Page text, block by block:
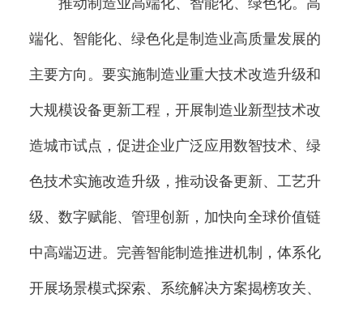
推动制造业高端化、智能化、绿色化。高
端化、智能化、绿色化是制造业高质量发展的
主要方向。要实施制造业重大技术改造升级和
大规模设备更新工程，开展制造业新型技术改
造城市试点，促进企业广泛应用数智技术、绿
色技术实施改造升级，推动设备更新、工艺升
级、数字赋能、管理创新，加快向全球价值链
中高端迈进。完善智能制造推进机制，体系化
开展场景模式探索、系统解决方案揭榜攻关、